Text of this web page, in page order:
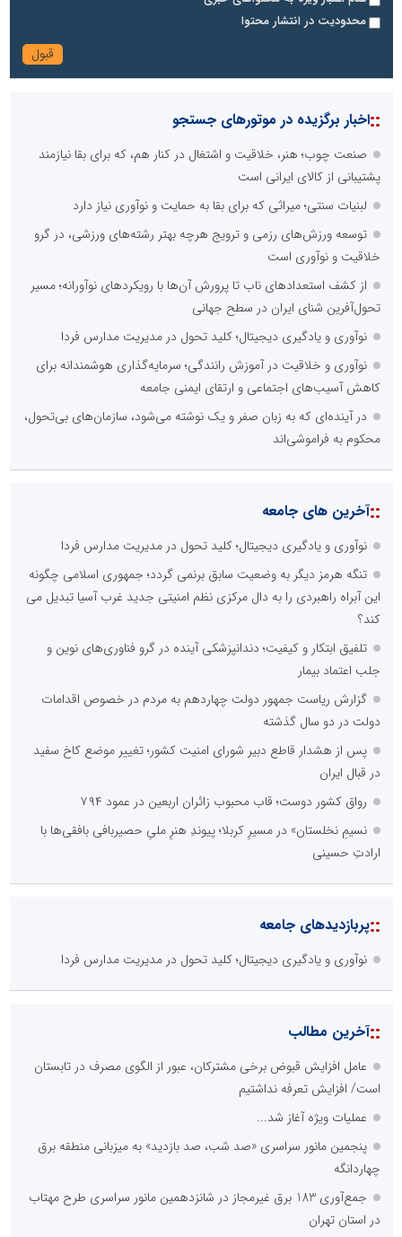
محدودیت در انتشار محتوا
::اخبار برگزیده در موتورهای جستجو
صنعت چوب؛ هنر، خلاقیت و اشتغال در کنار هم، که برای بقا نیازمند
پشتیبانی از کالای ایرانی است
لبنیات سنتی؛ میراثی که برای بقا به حمایت و نوآوری نیاز دارد
توسعه ورزش‌های رزمی و ترویج هرچه بهتر رشته‌های ورزشی، در گرو
خلاقیت و نوآوری است
از کشف استعدادهای ناب تا پرورش آن‌ها با رویکردهای نوآورانه؛ مسیر
تحول‌آفرین شنای ایران در سطح جهانی
نوآوری و یادگیری دیجیتال؛ کلید تحول در مدیریت مدارس فردا
نوآوری و خلاقیت در آموزش رانندگی؛ سرمایه‌گذاری هوشمندانه برای
کاهش آسیب‌های اجتماعی و ارتقای ایمنی جامعه
در آینده‌ای که به زبان صفر و یک نوشته می‌شود، سازمان‌های بی‌تحول،
محکوم به فراموشی‌اند
::آخرین های جامعه
نوآوری و یادگیری دیجیتال؛ کلید تحول در مدیریت مدارس فردا
تنگه هرمز دیگر به وضعیت سابق برنمی گردد؛ جمهوری اسلامی چگونه
این آبراه راهبردی را به دال مرکزی نظم امنیتی جدید غرب آسیا تبدیل می
کند؟
تلفیق ابتکار و کیفیت؛ دندانپزشکی آینده در گرو فناوری‌های نوین و
جلب اعتماد بیمار
گزارش ریاست جمهور دولت چهاردهم به مردم در خصوص اقدامات
دولت در دو سال گذشته
پس از هشدار قاطع دبیر شورای امنیت کشور؛ تغییر موضع کاخ سفید
در قبال ایران
رواق کشور دوست؛ قاب محبوب زائران اربعین در عمود ۷۹۴
نسیمِ نخلستان» در مسیرِ کربلا؛ پیوندِ هنرِ ملیِ حصیربافی بافقی‌ها با
ارادتِ حسینی
::پربازدیدهای جامعه
نوآوری و یادگیری دیجیتال؛ کلید تحول در مدیریت مدارس فردا
::آخرین مطالب
عامل افزایش قبوض برخی مشترکان، عبور از الگوی مصرف در تابستان
است/ افزایش تعرفه نداشتیم
عملیات ویژه آغاز شد...
پنجمین مانور سراسری «صد شب، صد بازدید» به میزبانی منطقه برق
چهاردانگه
جمع‌آوری 183 برق غیرمجاز در شانزدهمین مانور سراسری طرح مهتاب
در استان تهران